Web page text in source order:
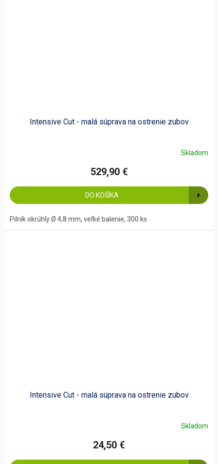
Intensive Cut - malá súprava na ostrenie zubov
Skladom
529,90 €
DO KOŠÍKA
Pilník okrúhly Ø 4,8 mm, veľké balenie, 300 ks
Intensive Cut - malá súprava na ostrenie zubov
Skladom
24,50 €